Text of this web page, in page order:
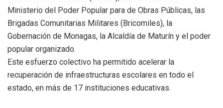
Ministerio del Poder Popular para de Obras Públicas, las
Brigadas Comunitarias Militares (Bricomiles), la
Gobernación de Monagas, la Alcaldía de Maturín y el poder
popular organizado.
Este esfuerzo colectivo ha permitido acelerar la
recuperación de infraestructuras escolares en todo el
estado, en más de 17 instituciones educativas.